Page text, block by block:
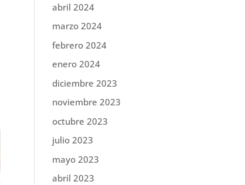
abril 2024
marzo 2024
febrero 2024
enero 2024
diciembre 2023
noviembre 2023
octubre 2023
julio 2023
mayo 2023
abril 2023